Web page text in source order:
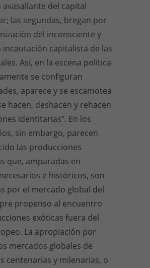
avasallante del capital
las segundas, bregan por
del inconsciente y
incautación capitalista de las
Así, en la escena política
se configuran
aparece y se escamotea
hacen, deshacen y rehacen
identitarias”. En los
sin embargo, parecen
las producciones
que, amparadas en
e históricos, son
por el mercado global del
propenso al encuentro
exóticas fuera del
La apropiación por
mercados globales de
centenarias y milenarias, o